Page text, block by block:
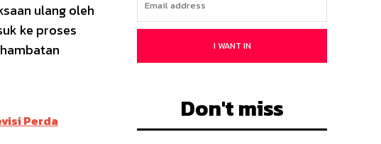
ulang oleh
ke proses
Perda
I WANT IN
Don't miss